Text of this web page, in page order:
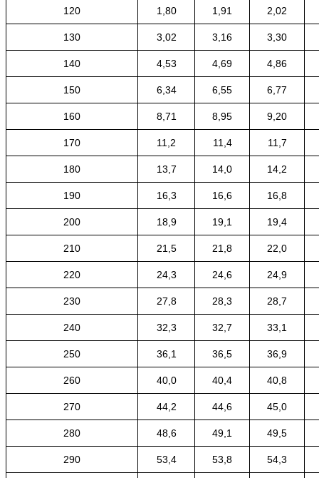
120 1,80 1,91 2,02
130 3,02 3,16 3,30
140 4,53 4,69 4,86
150 6,34 6,55 6,77
160 8,71 8,95 9,20
170 11,2 11,4 11,7
180 13,7 14,0 14,2
190 16,3 16,6 16,8
200 18,9 19,1 19,4
210 21,5 21,8 22,0
220 24,3 24,6 24,9
230 27,8 28,3 28,7
240 32,3 32,7 33,1
250 36,1 36,5 36,9
260 40,0 40,4 40,8
270 44,2 44,6 45,0
280 48,6 49,1 49,5
290 53,4 53,8 54,3